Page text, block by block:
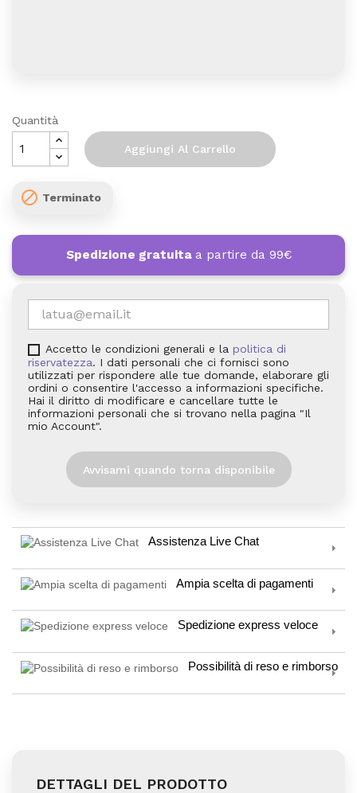
Quantità
Aggiungi Al Carrello
 Terminato
Spedizione gratuita a partire da 99€
Accetto le condizioni generali e la politica di
riservatezza. I dati personali che ci fornisci sono
utilizzati per rispondere alle tue domande, elaborare gli
ordini o consentire l'accesso a informazioni specifiche.
Hai il diritto di modificare e cancellare tutte le
informazioni personali che si trovano nella pagina "Il
mio Account".
Avvisami quando torna disponibile
Assistenza Live Chat
Ampia scelta di pagamenti
Spedizione express veloce
Possibilità di reso e rimborso
DETTAGLI DEL PRODOTTO